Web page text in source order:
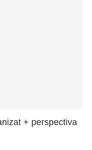
+ perspectiva